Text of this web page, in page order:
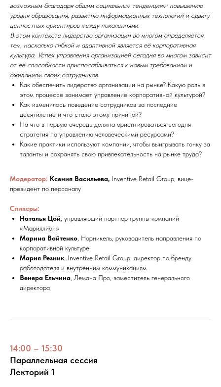
возможным благодаря общим социальным тенденциям: повышению
уровня образования, развитию информационных технологий и сдвигу
ценностных ориентиров между поколениями.
В этом контексте лидерство организации во многом определяется
тем, насколько гибкой и адаптивной является её корпоративная
культура. Успех управления организацией сегодня во многом зависит
от её способности приспосабливаться к новым требованиям и
ожиданиям своих сотрудников.
Как обеспечить лидерство организации на рынке? Какую роль в
этом процессе занимает управление корпоративной культурой?
Как изменилось поведение сотрудников за последние
десятилетие и что стало этому причиной?
На что в первую очередь должна ориентироваться сегодня
стратегия по управлению человеческими ресурсами?
Какие практики используют компании, чтобы выигрывать гонку за
таланты и сохранять свою привлекательность на рынке труда?
Модератор: Ксения Васильева, Inventive Retail Group, вице-
президент по персоналу
Спикеры:
Наталья Цой , управляющий партнер группы компаний
«Мариллион»
Марина Войтенко , Норникель, руководитель направления по
корпоративной культуре
Мария Резник , Inventive Retail Group, директор по бренду
работодателя и внутренним коммуникациям
Венера Ельчина , Лемана Про, заместитель генерального
директора
14:00 – 15:30
Параллельная сессия
Лекторий 1